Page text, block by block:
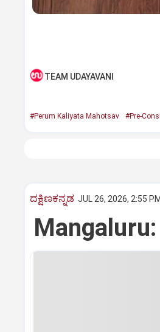
TEAM UDAYAVANI
#Perum Kaliyata Mahotsav #Pre-
ದಕ್ಷಿಣಕನ್ನಡ JUL 26, 2026, 2:55